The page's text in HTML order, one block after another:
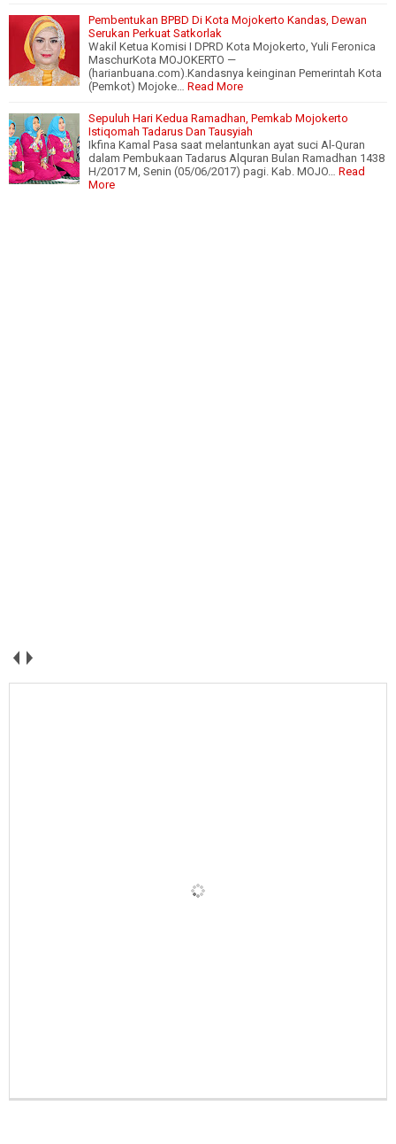
Pembentukan BPBD Di Kota Mojokerto Kandas, Dewan
Serukan Perkuat Satkorlak
Wakil Ketua Komisi I DPRD Kota Mojokerto, Yuli Feronica
MaschurKota MOJOKERTO —
(harianbuana.com).Kandasnya keinginan Pemerintah Kota
(Pemkot) Mojoke…
Read More
Sepuluh Hari Kedua Ramadhan, Pemkab Mojokerto
Istiqomah Tadarus Dan Tausyiah
Ikfina Kamal Pasa saat melantunkan ayat suci Al-Quran
dalam Pembukaan Tadarus Alquran Bulan Ramadhan 1438
H/2017 M, Senin (05/06/2017) pagi. Kab. MOJO…
Read
More